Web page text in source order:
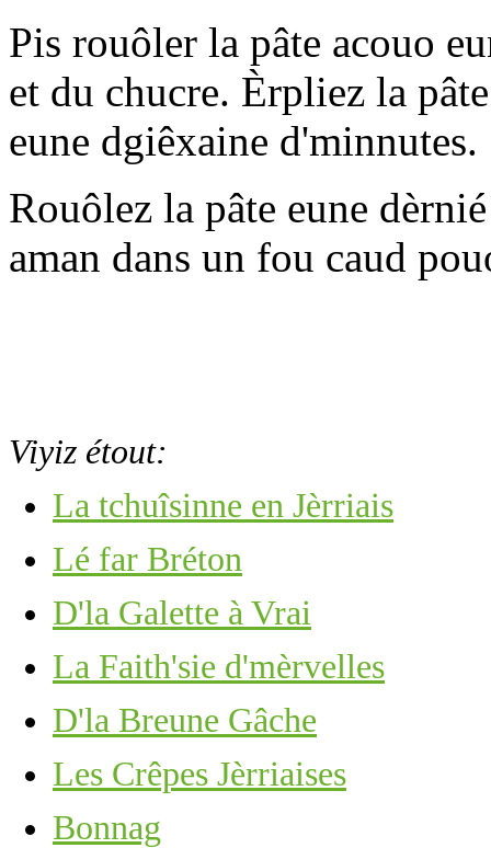
Pis rouôler la pâte acouo
et du chucre. Èrpliez la
eune dgiêxaine d'minnutes.
Rouôlez la pâte eune
aman dans un fou caud
Viyiz étout:
La tchuîsinne en Jèrriais
Lé far Bréton
D'la Galette à Vrai
La Faith'sie d'mèrvelles
D'la Breune Gâche
Les Crêpes Jèrriaises
Bonnag